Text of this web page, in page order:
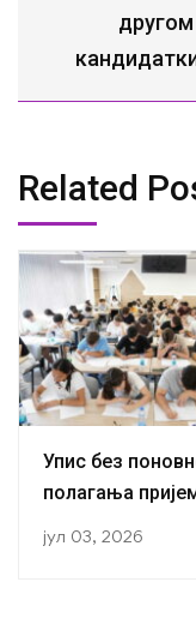
другом
Related
Упис без
полагања
јул 03, 2026